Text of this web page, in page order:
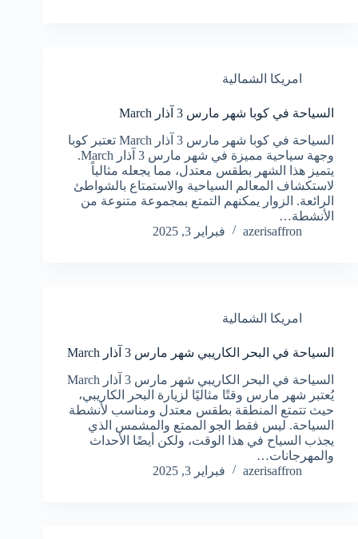
امريكا الشمالية
السياحة في كوبا شهر مارس 3 آذار March
السياحة في كوبا شهر مارس 3 آذار March تعتبر كوبا
وجهة سياحية مميزة في شهر مارس 3 آذار March.
يتميز هذا الشهر بطقس معتدل، مما يجعله مثالياً
لاستكشاف المعالم السياحية والاستمتاع بالشواطئ
الرائعة. الزوار يمكنهم التمتع بمجموعة متنوعة من
الأنشطة…
azerisaffron
فبراير 3, 2025
امريكا الشمالية
السياحة في البحر الكاريبي شهر مارس 3 آذار March
السياحة في البحر الكاريبي شهر مارس 3 آذار March
يُعتبر شهر مارس وقتًا مثاليًا لزيارة البحر الكاريبي،
حيث تتمتع المنطقة بطقس معتدل ومناسب لأنشطة
السياحة. ليس فقط الجو الممتع والمشمس الذي
يجذب السياح في هذا الوقت، ولكن أيضًا الأحداث
والمهرجانات…
azerisaffron
فبراير 3, 2025